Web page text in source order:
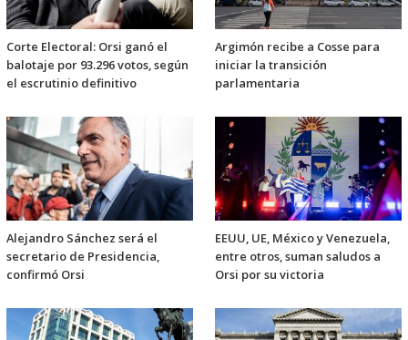
Corte Electoral: Orsi ganó el
balotaje por 93.296 votos, según
el escrutinio definitivo
Argimón recibe a Cosse para
iniciar la transición
parlamentaria
Alejandro Sánchez será el
secretario de Presidencia,
confirmó Orsi
EEUU, UE, México y Venezuela,
entre otros, suman saludos a
Orsi por su victoria